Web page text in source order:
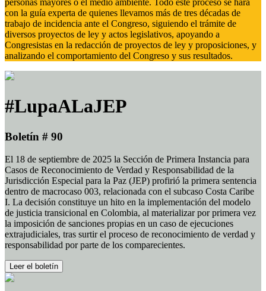
con la guía experta de quienes llevamos más de tres décadas de
trabajo de incidencia ante el Congreso, siguiendo el trámite de
diversos proyectos de ley y actos legislativos, apoyando a
Congresistas en la redacción de proyectos de ley y proposiciones, y
analizando el comportamiento del Congreso y sus resultados.
#LupaALaJEP
Boletín # 90
El 18 de septiembre de 2025 la Sección de Primera Instancia para
Casos de Reconocimiento de Verdad y Responsabilidad de la
Jurisdicción Especial para la Paz (JEP) profirió la primera sentencia
dentro de macrocaso 003, relacionada con el subcaso Costa Caribe
I. La decisión constituye un hito en la implementación del modelo
de justicia transicional en Colombia, al materializar por primera vez
la imposición de sanciones propias en un caso de ejecuciones
extrajudiciales, tras surtir el proceso de reconocimiento de verdad y
responsabilidad por parte de los comparecientes.
Leer el boletín